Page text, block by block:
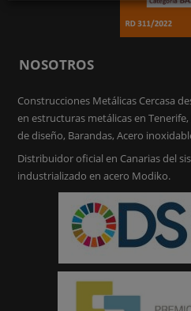
NOSOTROS
Construcciones Metálicas Cercasa
en estructuras metálicas en
de diseño, Barandas, Acero
Distribuidor oficial en Canarias del
industrializado en acero Modiko.